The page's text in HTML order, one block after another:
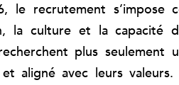
le recrutement
la culture et la capacité
plus
aligné avec leurs